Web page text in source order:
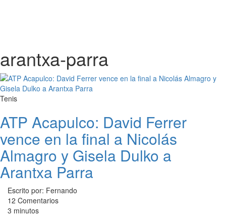
arantxa-parra
Tenis
ATP Acapulco: David Ferrer
vence en la final a Nicolás
Almagro y Gisela Dulko a
Arantxa Parra
Escrito por: Fernando
12 Comentarios
3 minutos